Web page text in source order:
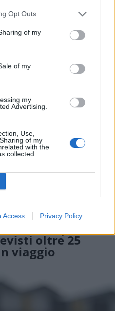
Opt Outs
of my
of my
my
Advertising.
Use,
of my
with the
collected.
Access Privacy Policy
oltre 25
viaggio